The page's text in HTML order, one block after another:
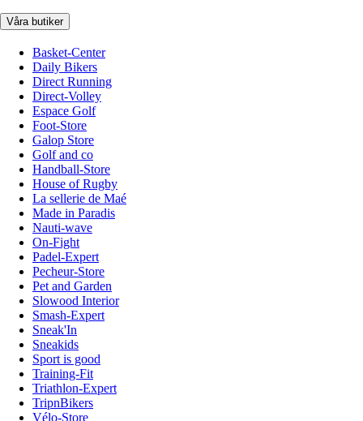
Våra butiker
Basket-Center
Daily Bikers
Direct Running
Direct-Volley
Espace Golf
Foot-Store
Galop Store
Golf and co
Handball-Store
House of Rugby
La sellerie de Maé
Made in Paradis
Nauti-wave
On-Fight
Padel-Expert
Pecheur-Store
Pet and Garden
Slowood Interior
Smash-Expert
Sneak'In
Sneakids
Sport is good
Training-Fit
Triathlon-Expert
TripnBikers
Vélo-Store